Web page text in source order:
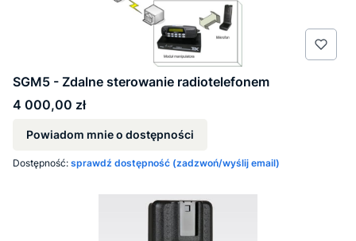
SGM5 - Zdalne sterowanie radiotelefonem
Cena
4 000,00 zł
Powiadom mnie o dostępności
Dostępność: sprawdź dostępność (zadzwoń/wyślij email)